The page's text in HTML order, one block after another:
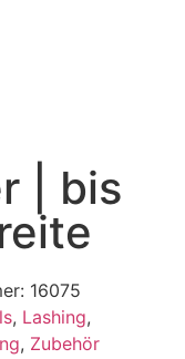
| bis
16075
, Lashing,
, Zubehör